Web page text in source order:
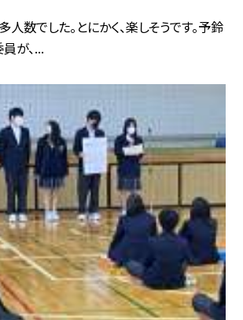
人数でした。とにかく、楽しそうです。予鈴
が、...